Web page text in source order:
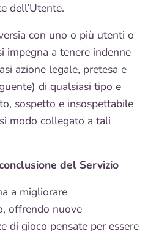
dell’Utente.
con uno o più utenti o
impegna a tenere indenne
azione legale, pretesa e
di qualsiasi tipo e
sospetto e insospettabile
modo collegato a tali
del Servizio
a migliorare
offrendo nuove
di gioco pensate per essere